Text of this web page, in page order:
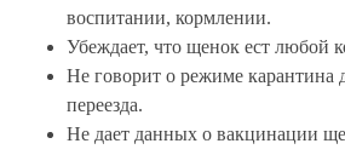
воспитании, кормлении.
Убеждает, что щенок ест любой
Не говорит о режиме карантина
переезда.
Не дает данных о вакцинации